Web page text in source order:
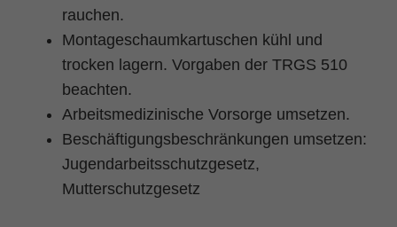
rauchen.
Montageschaumkartuschen kühl und
trocken lagern. Vorgaben der TRGS 510
beachten.
Arbeitsmedizinische Vorsorge umsetzen.
Beschäftigungsbeschränkungen umsetzen:
Jugendarbeitsschutzgesetz,
Mutterschutzgesetz